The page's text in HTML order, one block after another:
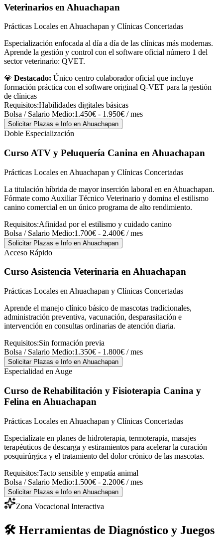
Veterinarios en Ahuachapan
Prácticas Locales en Ahuachapan y Clínicas Concertadas
Especialización enfocada al día a día de las clínicas más modernas.
Aprende la gestión y control con el software oficial número 1 del
sector veterinario: QVET.
💎 Destacado: Único centro colaborador oficial que incluye
formación práctica con el software original Q-VET para la gestión
de clínicas
Requisitos:Habilidades digitales básicas
Bolsa / Salario Medio:1.450€ - 1.950€ / mes
Solicitar Plazas e Info en Ahuachapan
Doble Especialización
Curso ATV y Peluquería Canina en Ahuachapan
Prácticas Locales en Ahuachapan y Clínicas Concertadas
La titulación híbrida de mayor inserción laboral en en Ahuachapan.
Fórmate como Auxiliar Técnico Veterinario y domina el estilismo
canino comercial en un único programa de alto rendimiento.
Requisitos:Afinidad por el estilismo y cuidado canino
Bolsa / Salario Medio:1.700€ - 2.400€ / mes
Solicitar Plazas e Info en Ahuachapan
Acceso Rápido
Curso Asistencia Veterinaria en Ahuachapan
Prácticas Locales en Ahuachapan y Clínicas Concertadas
Aprende el manejo clínico básico de mascotas tradicionales,
administración preventiva, vacunación, desparasitación e
intervención en consultas ordinarias de atención diaria.
Requisitos:Sin formación previa
Bolsa / Salario Medio:1.350€ - 1.800€ / mes
Solicitar Plazas e Info en Ahuachapan
Especialidad en Auge
Curso de Rehabilitación y Fisioterapia Canina y
Felina en Ahuachapan
Prácticas Locales en Ahuachapan y Clínicas Concertadas
Especialízate en planes de hidroterapia, termoterapia, masajes
terapéuticos de descarga y estiramientos para acelerar la curación
posquirúrgica y el tratamiento del dolor crónico de las mascotas.
Requisitos:Tacto sensible y empatía animal
Bolsa / Salario Medio:1.500€ - 2.200€ / mes
Solicitar Plazas e Info en Ahuachapan
Zona Vocacional Interactiva
🛠️ Herramientas de Diagnóstico y Juegos